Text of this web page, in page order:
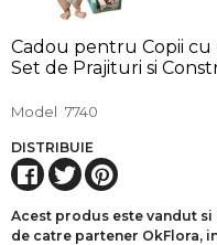
Cadou pentru Copii cu
Set de Prajituri si
Model 7740
DISTRIBUIE
Acest produs este vandut si
de catre partener OkFlora,